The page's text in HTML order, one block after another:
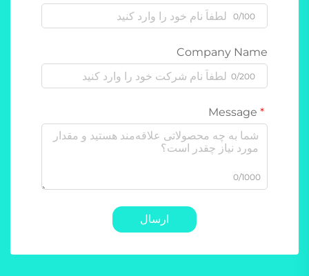
0/100
Company Name
0/200
0/1000
ارسال